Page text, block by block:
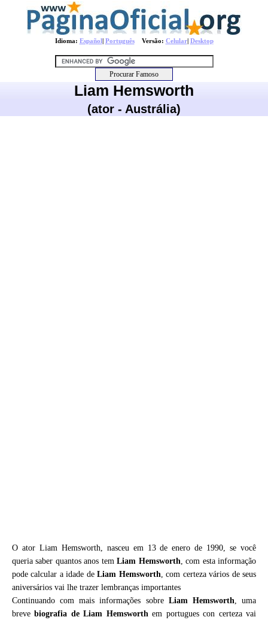
Idioma: Español| PortuguêsVersão: Celular| Desktop
Liam Hemsworth
(ator - Austrália)
O ator Liam Hemsworth, nasceu em 13 de enero de 1990, se você
queria saber quantos anos temLiam Hemsworth, com esta informação
pode calcular a idade deLiam Hemsworth, com certeza vários de seus
aniversários vai lhe trazer lembranças importantes
Continuando com mais informações sobre Liam Hemsworth, uma
brevebiografia deLiam Hemsworthem portugues con certeza vai